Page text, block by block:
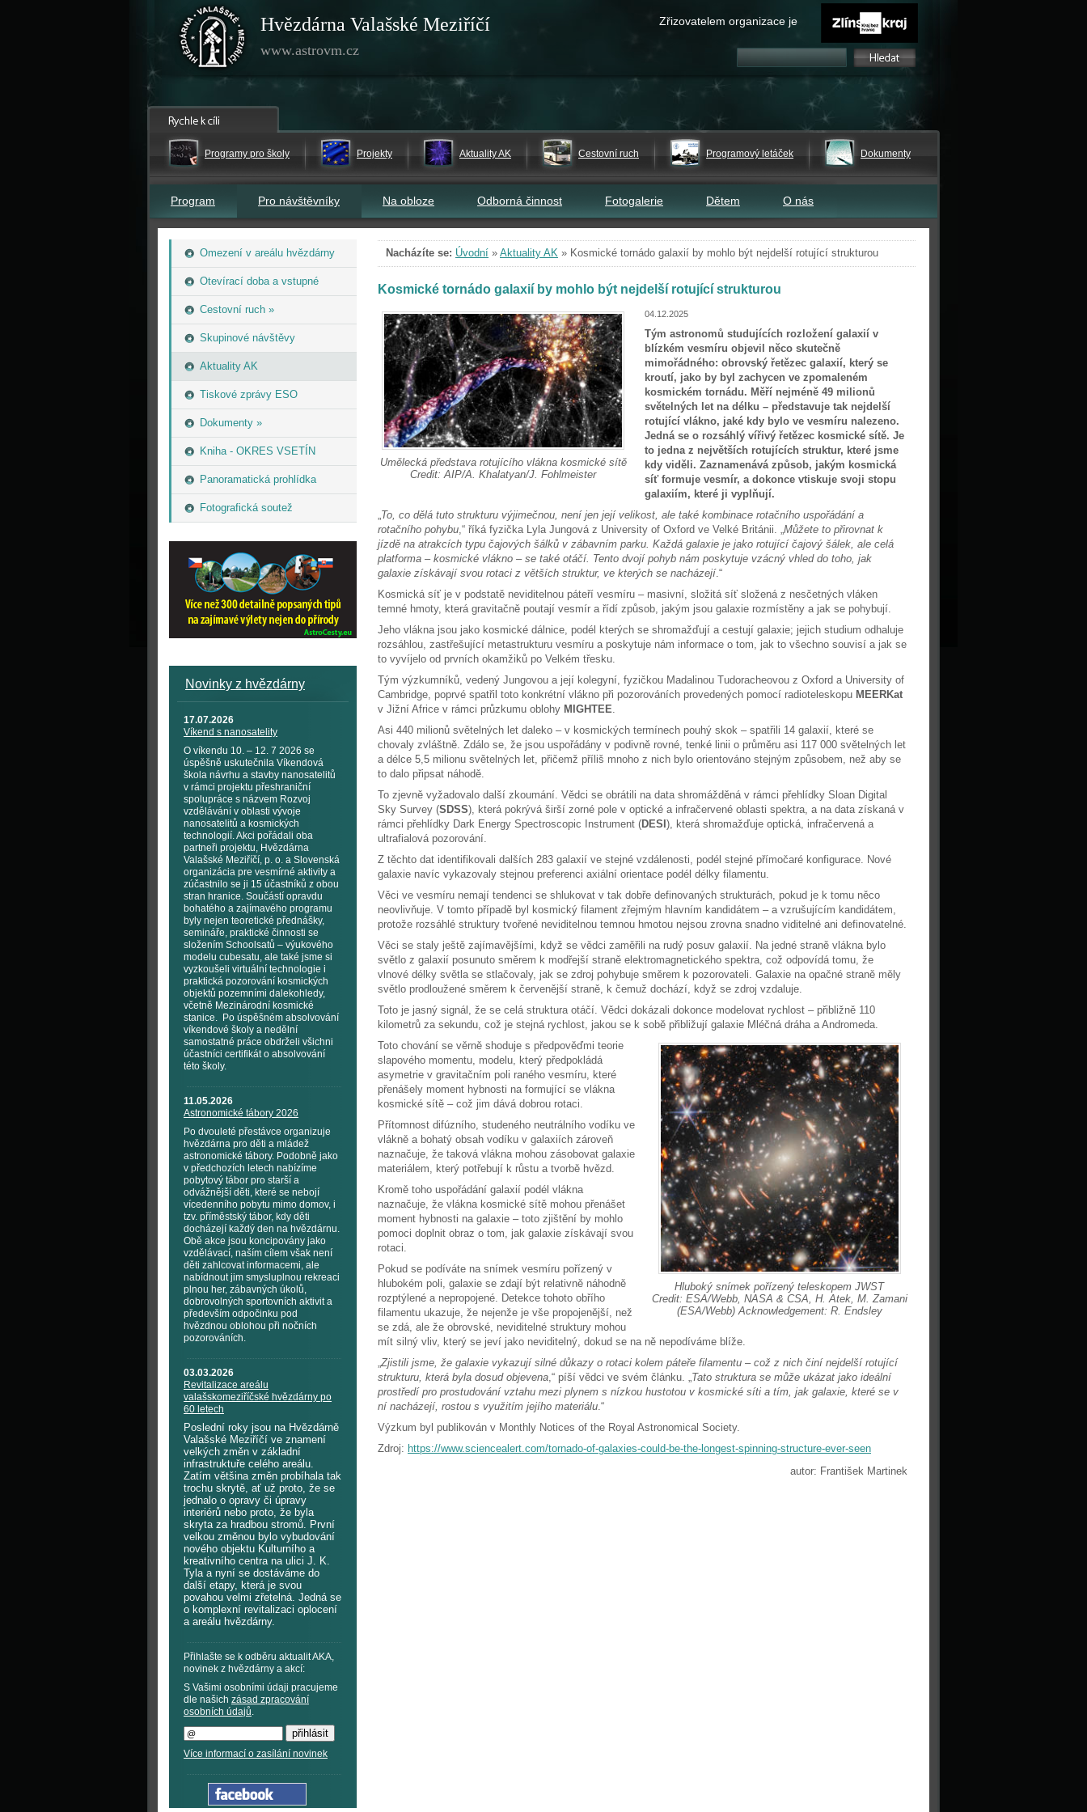
Hvězdárna Valašské Meziříčí
www.astrovm.cz
Zřizovatelem organizace je
Programy pro školy Projekty Aktuality AK Cestovní ruch Programový letáček Dokumenty
Program Pro návštěvníky Na obloze Odborná činnost Fotogalerie Dětem O nás
Omezení v areálu hvězdárny
Otevírací doba a vstupné
Cestovní ruch »
Skupinové návštěvy
Aktuality AK
Tiskové zprávy ESO
Dokumenty »
Kniha - OKRES VSETÍN
Panoramatická prohlídka
Fotografická soutež
Novinky z hvězdárny
17.07.2026
Víkend s nanosatelity
O víkendu 10. – 12. 7 2026 se
úspěšně uskutečnila Víkendová
škola návrhu a stavby nanosatelitů
v rámci projektu přeshraniční
spolupráce s názvem Rozvoj
vzdělávání v oblasti vývoje
nanosatelitů a kosmických
technologií. Akci pořádali oba
partneři projektu, Hvězdárna
Valašské Meziříčí, p. o. a Slovenská
organizácia pre vesmírné aktivity a
zúčastnilo se ji 15 účastníků z obou
stran hranice. Součástí opravdu
bohatého a zajímavého programu
byly nejen teoretické přednášky,
semináře, praktické činnosti se
složením Schoolsatů – výukového
modelu cubesatu, ale také jsme si
vyzkoušeli virtuální technologie i
praktická pozorování kosmických
objektů pozemními dalekohledy,
včetně Mezinárodní kosmické
stanice. Po úspěšném absolvování
víkendové školy a nedělní
samostatné práce obdrželi všichni
účastníci certifikát o absolvování
této školy.
11.05.2026
Astronomické tábory 2026
Po dvouleté přestávce organizuje
hvězdárna pro děti a mládež
astronomické tábory. Podobně jako
v předchozích letech nabízíme
pobytový tábor pro starší a
odvážnější děti, které se nebojí
vícedenního pobytu mimo domov, i
tzv. příměstský tábor, kdy děti
docházejí každý den na hvězdárnu.
Obě akce jsou koncipovány jako
vzdělávací, naším cílem však není
děti zahlcovat informacemi, ale
nabídnout jim smysluplnou rekreaci
plnou her, zábavných úkolů,
dobrovolných sportovních aktivit a
především odpočinku pod
hvězdnou oblohou při nočních
pozorováních.
03.03.2026
Revitalizace areálu
valašskomeziříčské hvězdárny po
60 letech
Poslední roky jsou na Hvězdárně
Valašské Meziříčí ve znamení
velkých změn v základní
infrastruktuře celého areálu.
Zatím většina změn probíhala tak
trochu skrytě, ať už proto, že se
jednalo o opravy či úpravy
interiérů nebo proto, že byla
skryta za hradbou stromů. První
velkou změnou bylo vybudování
nového objektu Kulturního a
kreativního centra na ulici J. K.
Tyla a nyní se dostáváme do
další etapy, která je svou
povahou velmi zřetelná. Jedná se
o komplexní revitalizaci oplocení
a areálu hvězdárny.
Přihlašte se k odběru aktualit AKA,
novinek z hvězdárny a akcí:
S Vašimi osobními údaji pracujeme
dle našich zásad zpracování
osobních údajů.
Více informací o zasílání novinek
Nacházíte se: Úvodní » Aktuality AK » Kosmické tornádo galaxií by mohlo být nejdelší rotující strukturou
Kosmické tornádo galaxií by mohlo být nejdelší rotující strukturou
04.12.2025
Umělecká představa rotujícího vlákna kosmické sítě
Credit: AIP/A. Khalatyan/J. Fohlmeister
Tým astronomů studujících rozložení galaxií v
blízkém vesmíru objevil něco skutečně
mimořádného: obrovský řetězec galaxií, který se
kroutí, jako by byl zachycen ve zpomaleném
kosmickém tornádu. Měří nejméně 49 milionů
světelných let na délku – představuje tak nejdelší
rotující vlákno, jaké kdy bylo ve vesmíru nalezeno.
Jedná se o rozsáhlý vířivý řetězec kosmické sítě. Je
to jedna z největších rotujících struktur, které jsme
kdy viděli. Zaznamenává způsob, jakým kosmická
síť formuje vesmír, a dokonce vtiskuje svoji stopu
galaxiím, které ji vyplňují.
„To, co dělá tuto strukturu výjimečnou, není jen její velikost, ale také kombinace rotačního uspořádání a
rotačního pohybu,“ říká fyzička Lyla Jungová z University of Oxford ve Velké Británii. „Můžete to přirovnat k
jízdě na atrakcích typu čajových šálků v zábavním parku. Každá galaxie je jako rotující čajový šálek, ale celá
platforma – kosmické vlákno – se také otáčí. Tento dvojí pohyb nám poskytuje vzácný vhled do toho, jak
galaxie získávají svou rotaci z větších struktur, ve kterých se nacházejí.“
Kosmická síť je v podstatě neviditelnou páteří vesmíru – masivní, složitá síť složená z nesčetných vláken
temné hmoty, která gravitačně poutají vesmír a řídí způsob, jakým jsou galaxie rozmístěny a jak se pohybují.
Jeho vlákna jsou jako kosmické dálnice, podél kterých se shromažďují a cestují galaxie; jejich studium odhaluje
rozsáhlou, zastřešující metastrukturu vesmíru a poskytuje nám informace o tom, jak to všechno souvisí a jak se
to vyvíjelo od prvních okamžiků po Velkém třesku.
Tým výzkumníků, vedený Jungovou a její kolegyní, fyzičkou Madalinou Tudoracheovou z Oxford a University of
Cambridge, poprvé spatřil toto konkrétní vlákno při pozorováních provedených pomocí radioteleskopu MEERKat
v Jižní Africe v rámci průzkumu oblohy MIGHTEE.
Asi 440 milionů světelných let daleko – v kosmických termínech pouhý skok – spatřili 14 galaxií, které se
chovaly zvláštně. Zdálo se, že jsou uspořádány v podivně rovné, tenké linii o průměru asi 117 000 světelných let
a délce 5,5 milionu světelných let, přičemž příliš mnoho z nich bylo orientováno stejným způsobem, než aby se
to dalo připsat náhodě.
To zjevně vyžadovalo další zkoumání. Vědci se obrátili na data shromážděná v rámci přehlídky Sloan Digital
Sky Survey (SDSS), která pokrývá širší zorné pole v optické a infračervené oblasti spektra, a na data získaná v
rámci přehlídky Dark Energy Spectroscopic Instrument (DESI ), která shromažďuje optická, infračervená a
ultrafialová pozorování.
Z těchto dat identifikovali dalších 283 galaxií ve stejné vzdálenosti, podél stejné přímočaré konfigurace. Nové
galaxie navíc vykazovaly stejnou preferenci axiální orientace podél délky filamentu.
Věci ve vesmíru nemají tendenci se shlukovat v tak dobře definovaných strukturách, pokud je k tomu něco
neovlivňuje. V tomto případě byl kosmický filament zřejmým hlavním kandidátem – a vzrušujícím kandidátem,
protože rozsáhlé struktury tvořené neviditelnou temnou hmotou nejsou zrovna snadno viditelné ani definovatelné.
Věci se staly ještě zajímavějšími, když se vědci zaměřili na rudý posuv galaxií. Na jedné straně vlákna bylo
světlo z galaxií posunuto směrem k modřejší straně elektromagnetického spektra, což odpovídá tomu, že
vlnové délky světla se stlačovaly, jak se zdroj pohybuje směrem k pozorovateli. Galaxie na opačné straně měly
světlo prodloužené směrem k červenější straně, k čemuž dochází, když se zdroj vzdaluje.
Toto je jasný signál, že se celá struktura otáčí. Vědci dokázali dokonce modelovat rychlost – přibližně 110
kilometrů za sekundu, což je stejná rychlost, jakou se k sobě přibližují galaxie Mléčná dráha a Andromeda.
Hluboký snímek pořízený teleskopem JWST
Credit: ESA/Webb, NASA & CSA, H. Atek, M. Zamani
(ESA/Webb) Acknowledgement: R. Endsley
Toto chování se věrně shoduje s předpověďmi teorie
slapového momentu, modelu, který předpokládá
asymetrie v gravitačním poli raného vesmíru, které
přenášely moment hybnosti na formující se vlákna
kosmické sítě – což jim dává dobrou rotaci.
Přítomnost difúzního, studeného neutrálního vodíku ve
vlákně a bohatý obsah vodíku v galaxiích zároveň
naznačuje, že taková vlákna mohou zásobovat galaxie
materiálem, který potřebují k růstu a tvorbě hvězd.
Kromě toho uspořádání galaxií podél vlákna
naznačuje, že vlákna kosmické sítě mohou přenášet
moment hybnosti na galaxie – toto zjištění by mohlo
pomoci doplnit obraz o tom, jak galaxie získávají svou
rotaci.
Pokud se podíváte na snímek vesmíru pořízený v
hlubokém poli, galaxie se zdají být relativně náhodně
rozptýlené a nepropojené. Detekce tohoto obřího
filamentu ukazuje, že nejenže je vše propojenější, než
se zdá, ale že obrovské, neviditelné struktury mohou
mít silný vliv, který se jeví jako neviditelný, dokud se na ně nepodíváme blíže.
„Zjistili jsme, že galaxie vykazují silné důkazy o rotaci kolem páteře filamentu – což z nich činí nejdelší rotující
strukturu, která byla dosud objevena,“ píší vědci ve svém článku. „Tato struktura se může ukázat jako ideální
prostředí pro prostudování vztahu mezi plynem s nízkou hustotou v kosmické síti a tím, jak galaxie, které se v
ní nacházejí, rostou s využitím jejího materiálu.“
Výzkum byl publikován v Monthly Notices of the Royal Astronomical Society.
Zdroj: https://www.sciencealert.com/tornado-of-galaxies-could-be-the-longest-spinning-structure-ever-seen
autor: František Martinek